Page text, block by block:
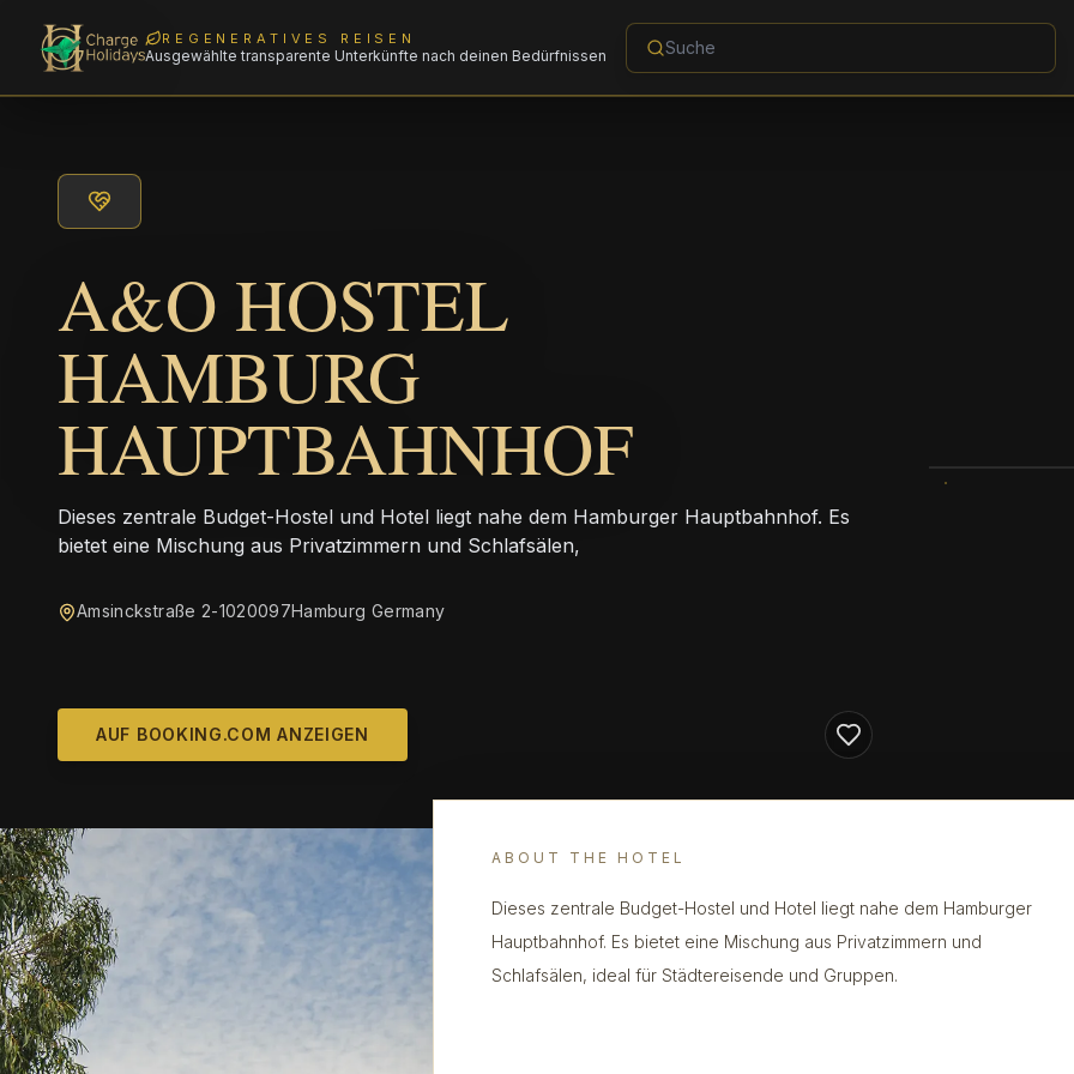
REGENERATIVES REISEN
Ausgewählte transparente Unterkünfte nach deinen Bedürfnissen
A&O HOSTEL
HAMBURG
HAUPTBAHNHOF
Dieses zentrale Budget-Hostel und Hotel liegt nahe dem Hamburger Hauptbahnhof. Es
bietet eine Mischung aus Privatzimmern und Schlafsälen,
Amsinckstraße 2-1020097Hamburg Germany
AUF BOOKING.COM ANZEIGEN
ABOUT THE HOTEL
Dieses zentrale Budget-Hostel und Hotel liegt nahe dem Hamburger
Hauptbahnhof. Es bietet eine Mischung aus Privatzimmern und
Schlafsälen, ideal für Städtereisende und Gruppen.